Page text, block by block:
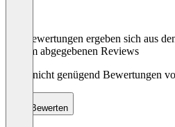
Die Bewertungen ergeben sich aus
System abgegebenen Reviews
Noch nicht genügend Bewertungen
Bewerten